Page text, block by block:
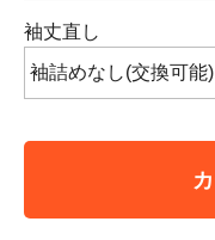
袖丈直し